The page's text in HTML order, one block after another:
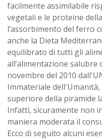
facilmente assimilabile
vegetali e le proteine
l’assorbimento del ferro
anche la Dieta
equilibrato di tutti gli
all’alimentazione
novembre del 2010
Immateriale
superiore della piramide
Infatti, sicuramente non
maniera moderata il
Ecco di seguito alcuni